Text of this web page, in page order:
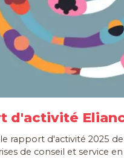
d'activité
rapport d'activité 2025
de conseil et service en